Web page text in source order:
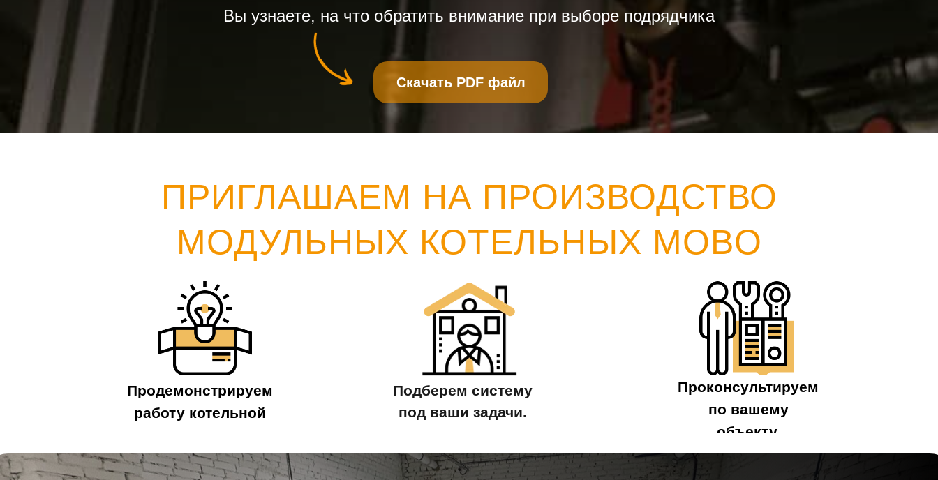
Вы узнаете, на что обратить внимание при выборе подрядчика
Скачать PDF файл
ПРИГЛАШАЕМ НА ПРОИЗВОДСТВО
МОДУЛЬНЫХ КОТЕЛЬНЫХ MOBO
Подберем систему
под ваши задачи.
Проконсультируем
по вашему
объекту.
Продемонстрируем
работу котельной